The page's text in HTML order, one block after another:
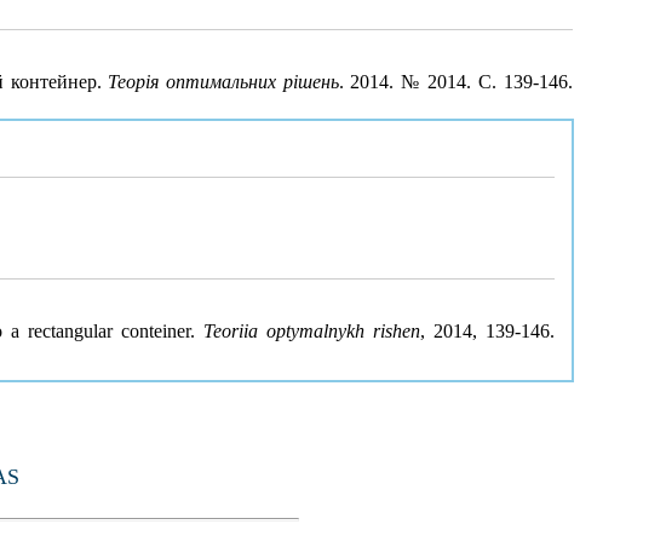
Теорія оптимальних рішень. 2014. № 2014. С. 139-146.
rectangular conteiner. Teoriia optymalnykh rishen, 2014, 139-146.